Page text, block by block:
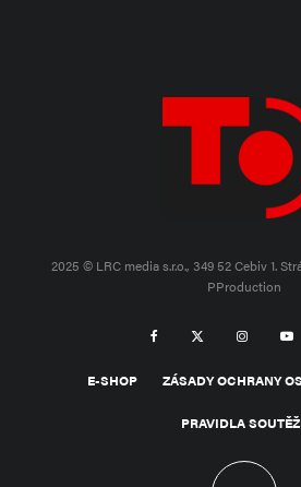
2025 © LRC media s.r.o., 349 52 Cebiv 1.
PProduction
E-SHOP ZÁSADY OCHRANY
PRAVIDLA